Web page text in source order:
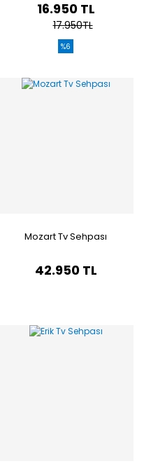
16.950 TL
17.950TL
%6
Mozart Tv Sehpası
42.950 TL